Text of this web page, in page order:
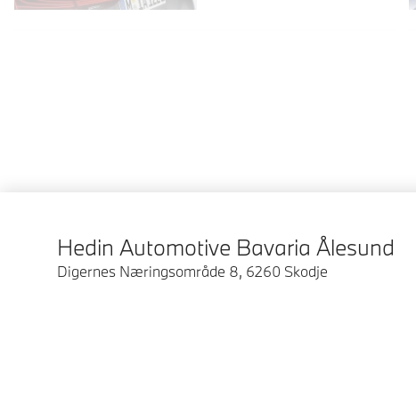
Hedin Automotive Bavaria Ålesund
Digernes Næringsområde 8, 6260 Skodje